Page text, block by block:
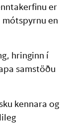
er
en
hringinn í
samstöðu
kennara og